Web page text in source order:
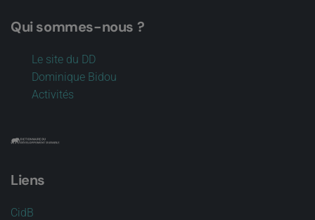
Qui sommes-nous ?
Le site du DD
Dominique Bidou
Activités
Liens
CidB